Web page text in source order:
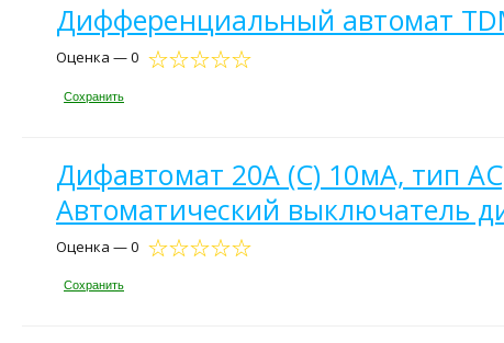
Дифференциальный автомат
Оценка — 0
Сохранить
Дифавтомат 20А (C) 10мА, тип
Автоматический выключатель
Оценка — 0
Сохранить